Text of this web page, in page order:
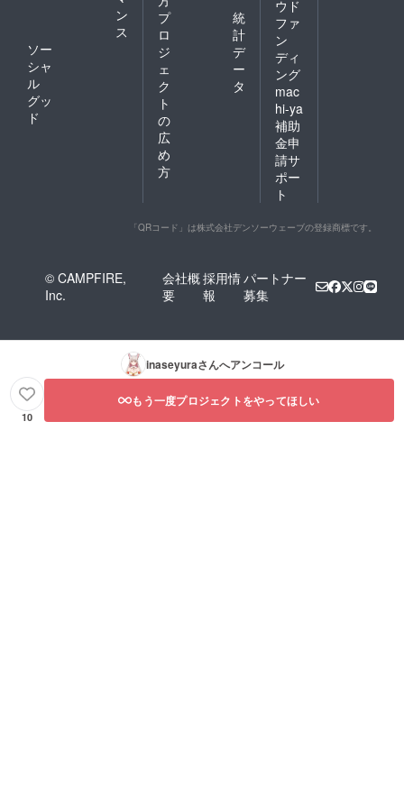
ン
ス
ソー
シャ
ル
グッ
ド
プ
ロ
ジ
ェ
ク
ト
の
広
め
方
統
計
デ
ー
タ
ウド
ファ
ン
ディ
ング
mac
hi-ya
補助
金申
請サ
ポー
ト
「QRコード」は株式会社デンソーウェーブの登録商標です。
© CAMPFIRE,
Inc.
会社概
要
採用情
報
パートナー
募集
inaseyuraさんへアンコール
10
もう一度プロジェクトをやってほしい